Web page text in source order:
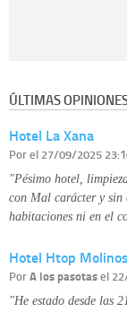
previo, que podrá
Derechos:tiene
disponible en
Información
ÚLTIMAS
Hotel La Xana
Porel 27/09/2025
"Pésimo hotel,
con Mal carácter y sin
habitaciones ni en el
Hotel Htop
PorA los pasotasel
"He estado desde las